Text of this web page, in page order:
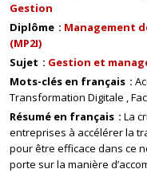
Gestion
Diplôme
Management
(MP2I)
Sujet
Gestion et
Mots-clés en français
Transformation Digitale
Résumé en français
La
entreprises à accélérer la
pour être efficace dans ce
porte sur la manière